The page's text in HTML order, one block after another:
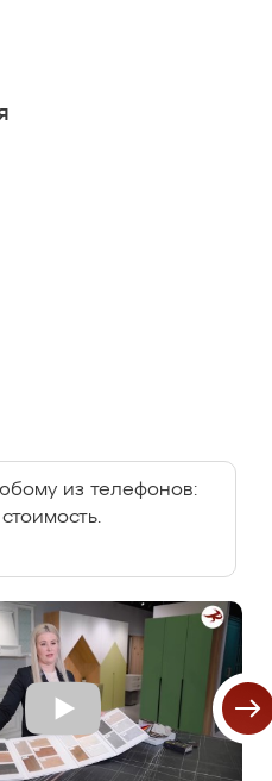
из телефонов: